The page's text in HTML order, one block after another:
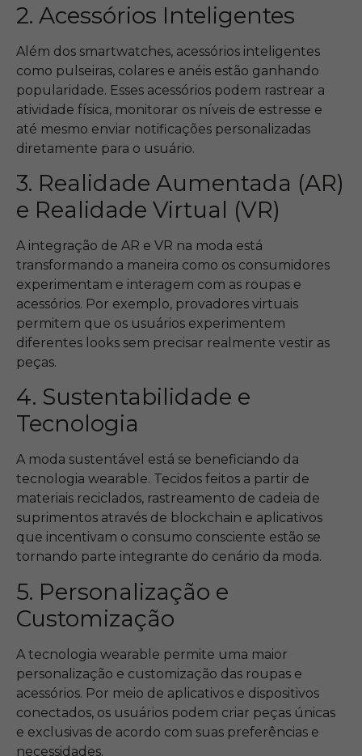
2. Acessórios Inteligentes
Além dos smartwatches, acessórios inteligentes
como pulseiras, colares e anéis estão ganhando
popularidade. Esses acessórios podem rastrear a
atividade física, monitorar os níveis de estresse e
até mesmo enviar notificações personalizadas
diretamente para o usuário.
3. Realidade Aumentada (AR)
e Realidade Virtual (VR)
A integração de AR e VR na moda está
transformando a maneira como os consumidores
experimentam e interagem com as roupas e
acessórios. Por exemplo, provadores virtuais
permitem que os usuários experimentem
diferentes looks sem precisar realmente vestir as
peças.
4. Sustentabilidade e
Tecnologia
A moda sustentável está se beneficiando da
tecnologia wearable. Tecidos feitos a partir de
materiais reciclados, rastreamento de cadeia de
suprimentos através de blockchain e aplicativos
que incentivam o consumo consciente estão se
tornando parte integrante do cenário da moda.
5. Personalização e
Customização
A tecnologia wearable permite uma maior
personalização e customização das roupas e
acessórios. Por meio de aplicativos e dispositivos
conectados, os usuários podem criar peças únicas
e exclusivas de acordo com suas preferências e
necessidades.